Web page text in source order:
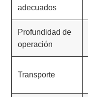
adecuados
Profundidad de
operación
Transporte